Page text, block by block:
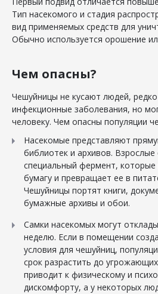
Тип насекомого и стадия
вид применяемых средств для
Обычно используется орошение
Чем опасны?
Чешуйницы не кусают людей,
инфекционные заболевания, но
человеку. Чем опасны популяции
Насекомые представляют
библиотек и архивов.
специальный фермент, которые
бумагу и превращает ее в
Чешуйницы портят книги,
бумажные архивы и обои.
Самки насекомых могут
неделю. Если в помещении
условия для чешуйниц,
срок разрастить до
приводит к физическому и
дискомфорту, а у некоторых